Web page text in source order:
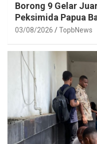
Borong 9 Gelar
Peksimida Papua
03/08/2026 TopbNews